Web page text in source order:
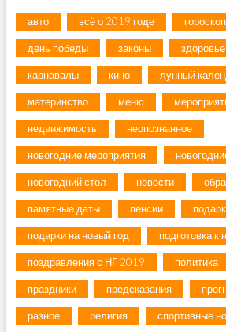
авто всё о 2019 годе гороскоп
день победы законы здоровье
карнавалы кино лунный
материнство меню
недвижимость неопознанное
новогодние мероприятия
новогодний стол новости
памятные даты пенсии
подарки на новый год подготовка к
поздравления с НГ 2019 политика
праздники предсказания
разное религия спортивные